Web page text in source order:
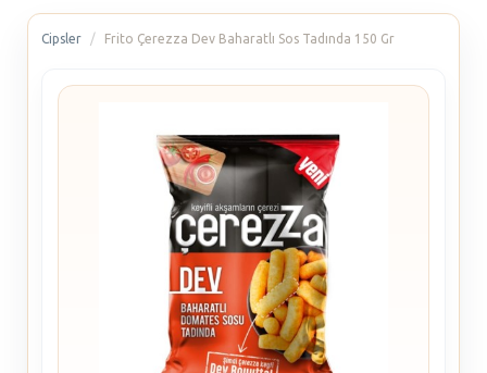
Cipsler Frito Çerezza Dev Baharatlı Sos Tadında 150 Gr